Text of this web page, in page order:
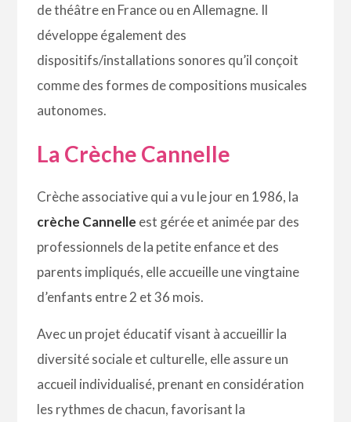
de théâtre en France ou en Allemagne. Il
développe également des
dispositifs/installations sonores qu’il conçoit
comme des formes de compositions musicales
autonomes.
La Crèche Cannelle
Crèche associative qui a vu le jour en 1986, la
crèche Cannelle est gérée et animée par des
professionnels de la petite enfance et des
parents impliqués, elle accueille une vingtaine
d’enfants entre 2 et 36 mois.
Avec un projet éducatif visant à accueillir la
diversité sociale et culturelle, elle assure un
accueil individualisé, prenant en considération
les rythmes de chacun, favorisant la